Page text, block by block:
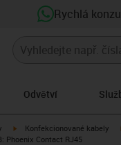
Rychlá
Odvětví
igus-icon-arrow-right
Konfekcionované kabely
Phoenix Contact RJ45